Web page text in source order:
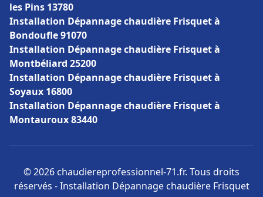
les Pins 13780
Installation Dépannage chaudière Frisquet à
Bondoufle 91070
Installation Dépannage chaudière Frisquet à
Montbéliard 25200
Installation Dépannage chaudière Frisquet à
Soyaux 16800
Installation Dépannage chaudière Frisquet à
Montauroux 83440
© 2026 chaudiereprofessionnel-71.fr. Tous droits
réservés - Installation Dépannage chaudière Frisquet